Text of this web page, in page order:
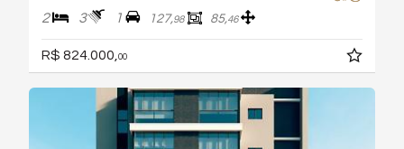
2 3 1 127,98 85,46
R$ 824.000,00